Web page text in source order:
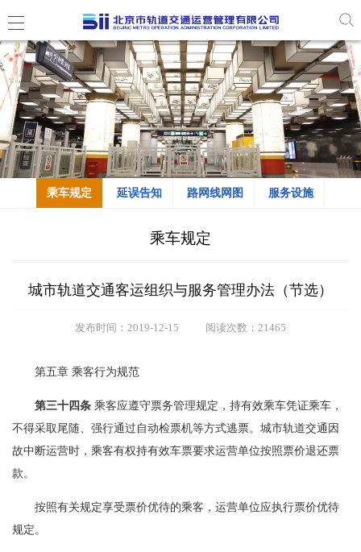
乘车规定 延误告知 路网线网图 服务设施
乘车规定
城市轨道交通客运组织与服务管理办法（节选）
发布时间：2019-12-15 阅读次数：21465
第五章 乘客行为规范
第三十四条 乘客应遵守票务管理规定，持有效乘车凭证乘车，
不得采取尾随、强行通过自动检票机等方式逃票。城市轨道交通因
故中断运营时，乘客有权持有效车票要求运营单位按照票价退还票
款。
按照有关规定享受票价优待的乘客，运营单位应执行票价优待
规定。